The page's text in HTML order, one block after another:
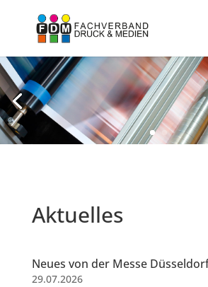
Aktuelles
Neues von der Messe
29.07.2026